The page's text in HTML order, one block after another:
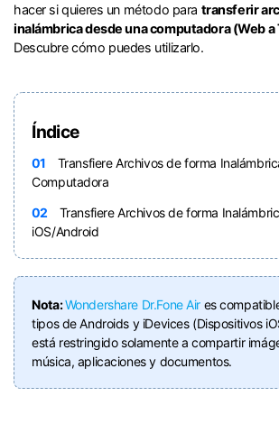
hacer si quieres un método para transferir
inalámbrica desde una computadora (Web
Descubre cómo puedes utilizarlo.󠀲󠀩󠀧󠀢󠀨󠀣󠀦󠀤
Índice
󠀰01
Transfiere Archivos de forma
Computadora󠀲󠀩󠀧󠀢󠀨󠀣󠀦󠀦󠀳
󠀰02
Transfiere Archivos de forma
iOS/Android󠀲󠀩󠀧󠀢󠀨󠀣󠀦󠀧󠀳
Nota:Wondershare Dr.Fone Air es
tipos de Androids y iDevices (Dispositivos
está restringido solamente a compartir
música, aplicaciones y documentos.